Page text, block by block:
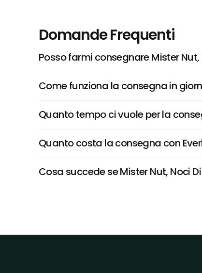
Domande Frequenti
Posso farmi consegnare Mister
Come funziona la consegna in
Quanto tempo ci vuole per la
Quanto costa la consegna con
Cosa succede se Mister Nut, Noci